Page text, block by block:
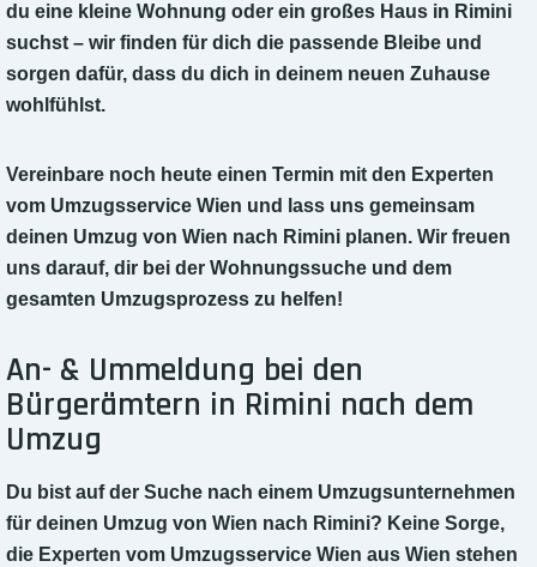
du eine kleine Wohnung oder ein großes Haus in Rimini
suchst – wir finden für dich die passende Bleibe und
sorgen dafür, dass du dich in deinem neuen Zuhause
wohlfühlst.
Vereinbare noch heute einen Termin mit den Experten
vom Umzugsservice Wien und lass uns gemeinsam
deinen Umzug von Wien nach Rimini planen. Wir freuen
uns darauf, dir bei der Wohnungssuche und dem
gesamten Umzugsprozess zu helfen!
An- & Ummeldung bei den
Bürgerämtern in Rimini nach dem
Umzug
Du bist auf der Suche nach einem Umzugsunternehmen
für deinen Umzug von Wien nach Rimini? Keine Sorge,
die Experten vom Umzugsservice Wien aus Wien stehen